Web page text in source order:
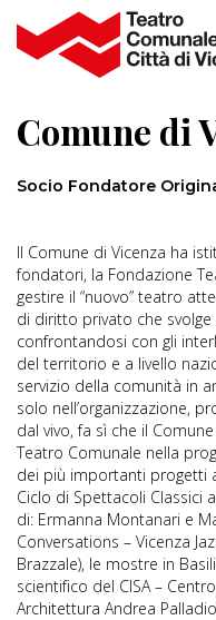
Comune di
Socio Fondatore
Il Comune di Vicenza ha
fondatori, la Fondazione
gestire il “nuovo” teatro
di diritto privato che
confrontandosi con gli
del territorio e a livello
servizio della comunità in
solo nell’organizzazione,
dal vivo, fa sì che il
Teatro Comunale nella
dei più importanti progetti
Ciclo di Spettacoli Classici
di: Ermanna Montanari e
Conversations – Vicenza
Brazzale), le mostre in
scientifico del CISA –
Architettura Andrea